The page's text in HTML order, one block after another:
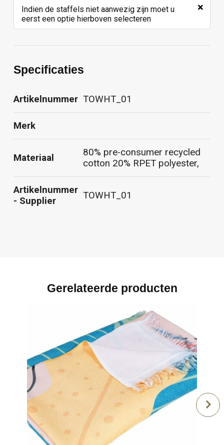
Indien de staffels niet aanwezig zijn moet u
eerst een optie hierboven selecteren
×
Specificaties
Artikelnummer TOWHT_01
Merk
Materiaal
80% pre-consumer recycled
cotton 20% RPET polyester,
Artikelnummer
- Supplier
TOWHT_01
Gerelateerde producten